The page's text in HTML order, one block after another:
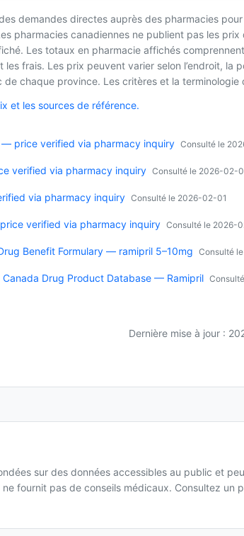
demandes directes auprès des pharmacies
pharmacies canadiennes ne publient pas les
Les totaux en pharmacie affichés
frais. Les prix peuvent varier selon l’endroit, la
chaque province. Les critères et la terminologie
et les sources de référence.
price verified via pharmacy inquiry Consulté le
verified via pharmacy inquiry Consulté le 2026-02-
via pharmacy inquiry Consulté le 2026-02-01
verified via pharmacy inquiry Consulté le 2026-
Benefit Formulary — ramipril 5–10mg Consulté
Canada Drug Product Database — Ramipril
Dernière mise à jour :
sur des données accessibles au public et
fournit pas de conseils médicaux. Consultez